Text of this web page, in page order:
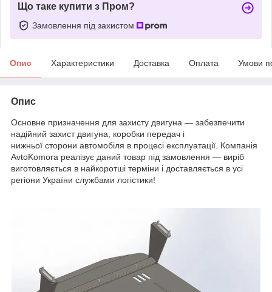
Що таке купити з Пром?
Замовлення під захистом
Опис Характеристики Доставка Оплата Умови
Опис
Основне призначення для захисту двигуна — забезпечити
надійний захист двигуна, коробки передач і
нижньої сторони автомобіля в процесі експлуатації. Компанія
AvtoKomora реалізує даний товар під замовлення — виріб
виготовляється в найкоротші терміни і доставляється в усі
регіони України службами логістики!